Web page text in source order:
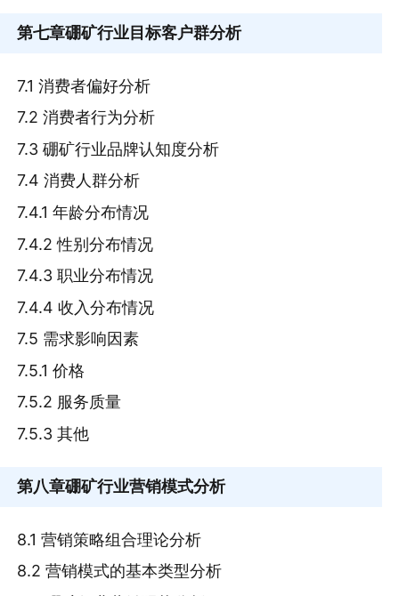
第七章硼矿行业目标客户群分析
7.1 消费者偏好分析
7.2 消费者行为分析
7.3 硼矿行业品牌认知度分析
7.4 消费人群分析
7.4.1 年龄分布情况
7.4.2 性别分布情况
7.4.3 职业分布情况
7.4.4 收入分布情况
7.5 需求影响因素
7.5.1 价格
7.5.2 服务质量
7.5.3 其他
第八章硼矿行业营销模式分析
8.1 营销策略组合理论分析
8.2 营销模式的基本类型分析